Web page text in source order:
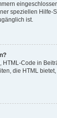
speziellen Hilfe-
ist.
HTML-Code in
die HTML